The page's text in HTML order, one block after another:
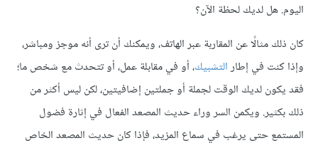
اليوم. هل لديك لحظة الآن؟
كان ذلك مثالًا عن المقاربة عبر الهاتف، ويمكنك أن ترى أنه موجز ومباشر،
وإذا كنت في إطارالتشبيك، أو في مقابلة عمل، أو تتحدث مع شخص ما؛
فقد يكون لديك الوقت لجملة أو جملتين إضافيتين، لكن ليس أكثر من
ذلك بكثير. ويكمن السر وراء حديث المصعد الفعال في إثارة فضول
المستمع حتى يرغب في سماع المزيد، فإذا كان حديث المصعد الخاص